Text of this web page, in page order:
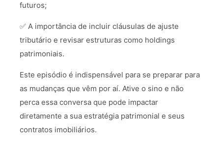
futuros;
✅ A importância de incluir cláusulas de ajuste
tributário e revisar estruturas como holdings
patrimoniais.
Este episódio é indispensável para se preparar para
as mudanças que vêm por aí. Ative o sino e não
perca essa conversa que pode impactar
diretamente a sua estratégia patrimonial e seus
contratos imobiliários.